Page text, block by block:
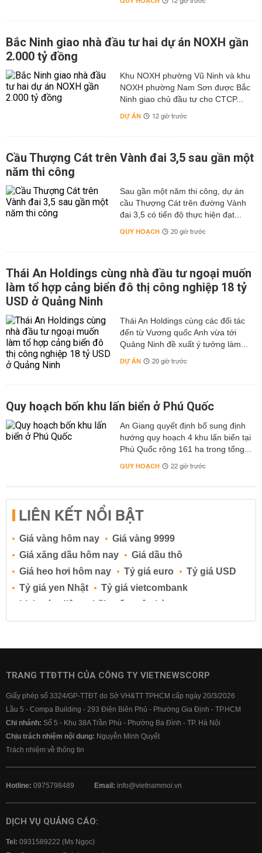
Bắc Ninh giao nhà đầu tư hai dự án NOXH gần
2.000 tỷ đồng
Khu NOXH phường Vũ Ninh và khu
NOXH phường Nam Sơn được Bắc
Ninh giao chủ đầu tư cho CTCP...
DỰ ÁN 12 giờ trước
Cầu Thượng Cát trên Vành đai 3,5 sau gần một
năm thi công
Sau gần một năm thi công, dự án
cầu Thượng Cát trên đường Vành
đai 3,5 có tiến độ thực hiện đạt...
QUY HOẠCH 20 giờ trước
Thái An Holdings cùng nhà đầu tư ngoại muốn
làm tổ hợp cảng biển đô thị công nghiệp 18 tỷ
USD ở Quảng Ninh
Thái An Holdings cùng các đối tác
đến từ Vương quốc Anh vừa tới
Quảng Ninh đề xuất ý tưởng làm...
DỰ ÁN 20 giờ trước
Quy hoạch bốn khu lấn biển ở Phú Quốc
An Giang quyết định bổ sung định
hướng quy hoạch 4 khu lấn biển tại
Phú Quốc rộng 161 ha trong tổng...
QUY HOẠCH 22 giờ trước
LIÊN KẾT NỔI BẬT
Giá vàng hôm nay
Giá vàng 9999
Giá xăng dầu hôm nay
Giá dầu thô
Giá heo hơi hôm nay
Tỷ giá euro
Tỷ giá USD
Tỷ giá yen Nhật
Tỷ giá vietcombank
Lịch cúp điện
Lãi suất ngân hàng
Lãi suất tiết kiệm
Lãi suất tiền gửi
Lãi suất ngân hàng BIDV
Lãi suất ngân hàng Vietcombank
TRANG TTĐTTH CỦA CÔNG TY VIETNEWSCORP
Giấy phép số 3324/GP-TTĐT do Sở VH&TT TPHCM cấp ngày 20/3/2026
Lầu 5 - Compa Building - 293 Điện Biên Phủ - Phường Gia Định - TP.HCM
Chi nhánh: Số 5 - Khu 38A Trần Phú - Phường Ba Đình - TP. Hà Nội
Chịu trách nhiệm nội dung: Nguyễn Minh Quyết
Trách nhiệm về thông tin
Hotline: 0975798489 Email: info@vietnammoi.vn
DỊCH VỤ QUẢNG CÁO:
Tel: 0931589222 (Ms Ngọc)